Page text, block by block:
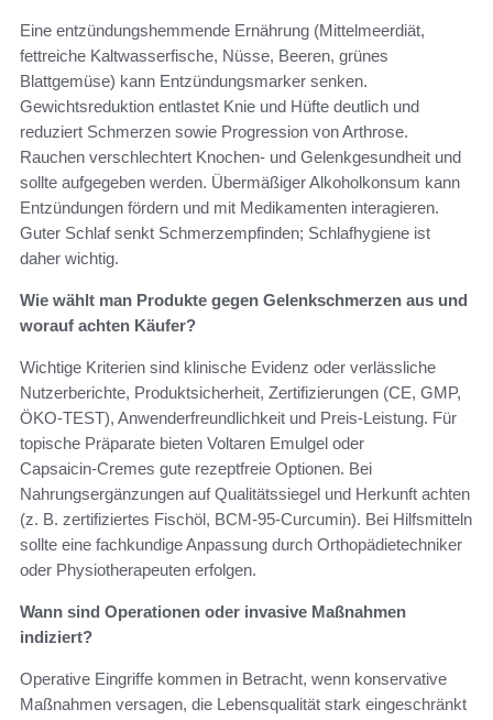
Eine entzündungshemmende Ernährung (Mittelmeerdiät,
fettreiche Kaltwasserfische, Nüsse, Beeren, grünes
Blattgemüse) kann Entzündungsmarker senken.
Gewichtsreduktion entlastet Knie und Hüfte deutlich und
reduziert Schmerzen sowie Progression von Arthrose.
Rauchen verschlechtert Knochen‑ und Gelenkgesundheit und
sollte aufgegeben werden. Übermäßiger Alkoholkonsum kann
Entzündungen fördern und mit Medikamenten interagieren.
Guter Schlaf senkt Schmerzempfinden; Schlafhygiene ist
daher wichtig.
Wie wählt man Produkte gegen Gelenkschmerzen aus und
worauf achten Käufer?
Wichtige Kriterien sind klinische Evidenz oder verlässliche
Nutzerberichte, Produktsicherheit, Zertifizierungen (CE, GMP,
ÖKO‑TEST), Anwenderfreundlichkeit und Preis‑Leistung. Für
topische Präparate bieten Voltaren Emulgel oder
Capsaicin‑Cremes gute rezeptfreie Optionen. Bei
Nahrungsergänzungen auf Qualitäts­siegel und Herkunft achten
(z. B. zertifiziertes Fischöl, BCM‑95‑Curcumin). Bei Hilfsmitteln
sollte eine fachkundige Anpassung durch Orthopädietechniker
oder Physiotherapeuten erfolgen.
Wann sind Operationen oder invasive Maßnahmen
indiziert?
Operative Eingriffe kommen in Betracht, wenn konservative
Maßnahmen versagen, die Lebensqualität stark eingeschränkt